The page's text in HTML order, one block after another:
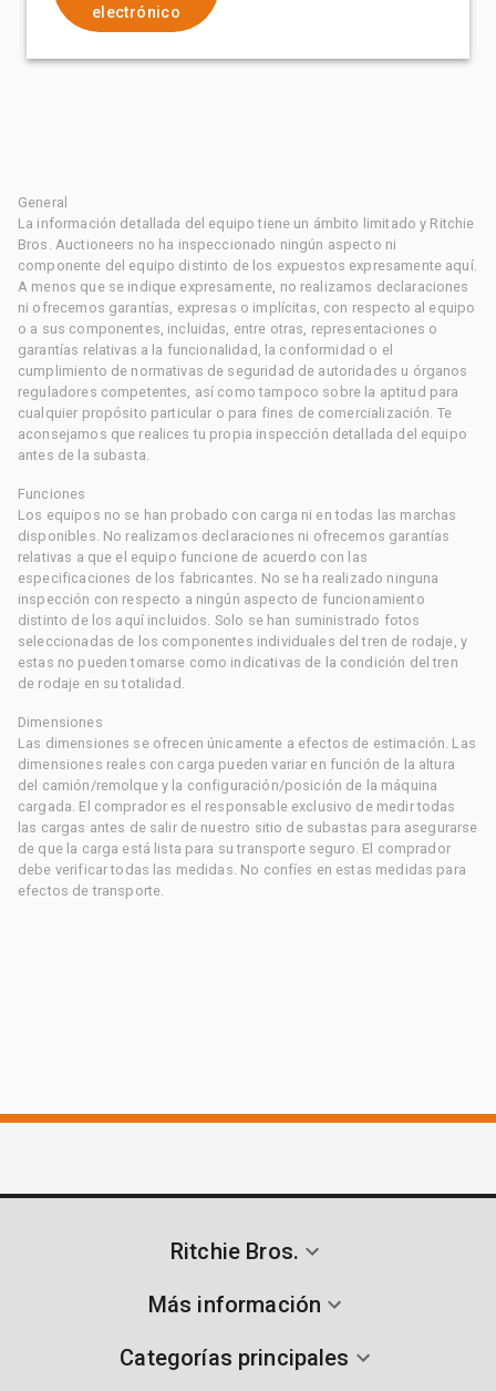
electrónico
General
La información detallada del equipo tiene un ámbito limitado y Ritchie
Bros. Auctioneers no ha inspeccionado ningún aspecto ni
componente del equipo distinto de los expuestos expresamente aquí.
A menos que se indique expresamente, no realizamos declaraciones
ni ofrecemos garantías, expresas o implícitas, con respecto al equipo
o a sus componentes, incluidas, entre otras, representaciones o
garantías relativas a la funcionalidad, la conformidad o el
cumplimiento de normativas de seguridad de autoridades u órganos
reguladores competentes, así como tampoco sobre la aptitud para
cualquier propósito particular o para fines de comercialización. Te
aconsejamos que realices tu propia inspección detallada del equipo
antes de la subasta.
Funciones
Los equipos no se han probado con carga ni en todas las marchas
disponibles. No realizamos declaraciones ni ofrecemos garantías
relativas a que el equipo funcione de acuerdo con las
especificaciones de los fabricantes. No se ha realizado ninguna
inspección con respecto a ningún aspecto de funcionamiento
distinto de los aquí incluidos. Solo se han suministrado fotos
seleccionadas de los componentes individuales del tren de rodaje, y
estas no pueden tomarse como indicativas de la condición del tren
de rodaje en su totalidad.
Dimensiones
Las dimensiones se ofrecen únicamente a efectos de estimación. Las
dimensiones reales con carga pueden variar en función de la altura
del camión/remolque y la configuración/posición de la máquina
cargada. El comprador es el responsable exclusivo de medir todas
las cargas antes de salir de nuestro sitio de subastas para asegurarse
de que la carga está lista para su transporte seguro. El comprador
debe verificar todas las medidas. No confíes en estas medidas para
efectos de transporte.
Ritchie Bros.
Más información
Categorías principales